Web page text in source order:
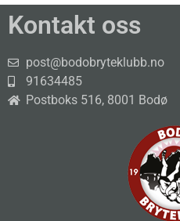
Kontakt oss
post@bodobryteklubb.no
91634485
Postboks 516, 8001 Bodø